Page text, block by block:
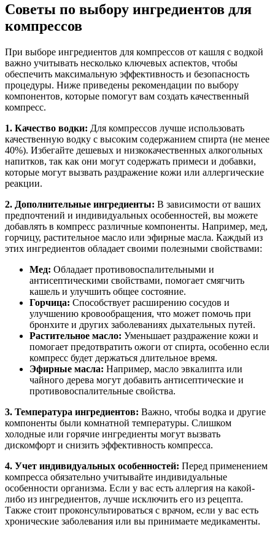
Советы по выбору ингредиентов для
компрессов
При выборе ингредиентов для компрессов от кашля с водкой
важно учитывать несколько ключевых аспектов, чтобы
обеспечить максимальную эффективность и безопасность
процедуры. Ниже приведены рекомендации по выбору
компонентов, которые помогут вам создать качественный
компресс.
1. Качество водки: Для компрессов лучше использовать
качественную водку с высоким содержанием спирта (не менее
40%). Избегайте дешевых и низкокачественных алкогольных
напитков, так как они могут содержать примеси и добавки,
которые могут вызвать раздражение кожи или аллергические
реакции.
2. Дополнительные ингредиенты: В зависимости от ваших
предпочтений и индивидуальных особенностей, вы можете
добавлять в компресс различные компоненты. Например, мед,
горчицу, растительное масло или эфирные масла. Каждый из
этих ингредиентов обладает своими полезными свойствами:
Мед: Обладает противовоспалительными и
антисептическими свойствами, помогает смягчить
кашель и улучшить общее состояние.
Горчица: Способствует расширению сосудов и
улучшению кровообращения, что может помочь при
бронхите и других заболеваниях дыхательных путей.
Растительное масло: Уменьшает раздражение кожи и
помогает предотвратить ожоги от спирта, особенно если
компресс будет держаться длительное время.
Эфирные масла: Например, масло эвкалипта или
чайного дерева могут добавить антисептические и
противовоспалительные свойства.
3. Температура ингредиентов: Важно, чтобы водка и другие
компоненты были комнатной температуры. Слишком
холодные или горячие ингредиенты могут вызвать
дискомфорт и снизить эффективность компресса.
4. Учет индивидуальных особенностей: Перед применением
компресса обязательно учитывайте индивидуальные
особенности организма. Если у вас есть аллергия на какой-
либо из ингредиентов, лучше исключить его из рецепта.
Также стоит проконсультироваться с врачом, если у вас есть
хронические заболевания или вы принимаете медикаменты.